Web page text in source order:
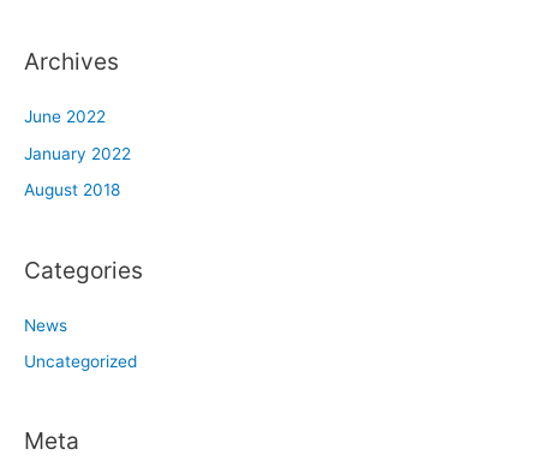
Archives
June 2022
January 2022
August 2018
Categories
News
Uncategorized
Meta